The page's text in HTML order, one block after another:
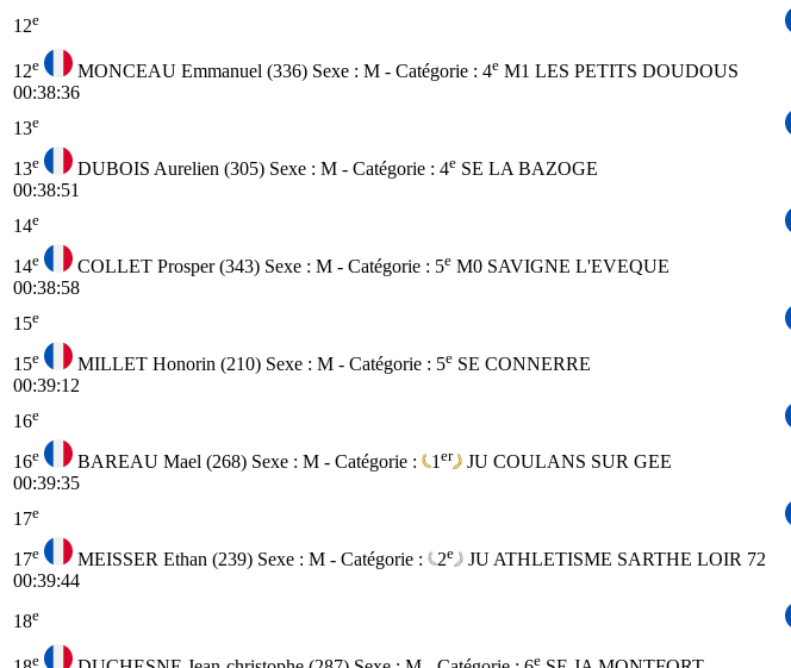
12e
12e MONCEAU Emmanuel (336) Sexe : M - Catégorie : 4e M1 LES PETITS DOUDOUS
00:38:36
13e
13e DUBOIS Aurelien (305) Sexe : M - Catégorie : 4e SE LA BAZOGE
00:38:51
14e
14e COLLET Prosper (343) Sexe : M - Catégorie : 5e M0 SAVIGNE L'EVEQUE
00:38:58
15e
15e MILLET Honorin (210) Sexe : M - Catégorie : 5e SE CONNERRE
00:39:12
16e
16e BAREAU Mael (268) Sexe : M - Catégorie : 1 er JU COULANS SUR GEE
00:39:35
17e
17e MEISSER Ethan (239) Sexe : M - Catégorie : 2e JU ATHLETISME SARTHE LOIR 72
00:39:44
18e
e e